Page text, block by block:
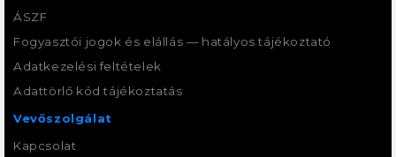
ÁSZF
Fogyasztói jogok és elállás — hatályos tájékoztató
Adatkezelési feltételek
Adattörlő kód tájékoztatás
Vevőszolgálat
Kapcsolat